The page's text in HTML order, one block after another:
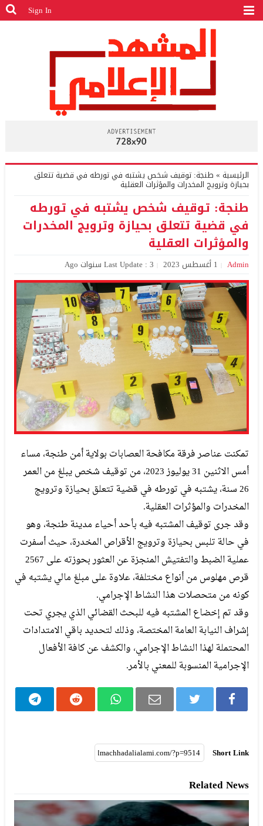
Sign In
الرئيسية » طنجة: توقيف شخص يشتبه في تورطه في قضية تتعلق
بحيازة وترويج المخدرات والمؤثرات العقلية
طنجة: توقيف شخص يشتبه في تورطه
في قضية تتعلق بحيازة وترويج المخدرات
والمؤثرات العقلية
Admin 1 أغسطس 2023 Last Update : 3 سنوات Ago
تمكنت عناصر فرقة مكافحة العصابات بولاية أمن طنجة، مساء
أمس الاثنين 31 يوليوز 2023، من توقيف شخص يبلغ من العمر
26 سنة، يشتبه في تورطه في قضية تتعلق بحيازة وترويج
المخدرات والمؤثرات العقلية.
وقد جرى توقيف المشتبه فيه بأحد أحياء مدينة طنجة، وهو
في حالة تلبس بحيازة وترويج الأقراص المخدرة، حيث أسفرت
عملية الضبط والتفتيش المنجزة عن العثور بحوزته على 2567
قرص مهلوس من أنواع مختلفة، علاوة على مبلغ مالي يشتبه في
كونه من متحصلات هذا النشاط الإجرامي.
وقد تم إخضاع المشتبه فيه للبحث القضائي الذي يجري تحت
إشراف النيابة العامة المختصة، وذلك لتحديد باقي الامتدادات
المحتملة لهذا النشاط الإجرامي، والكشف عن كافة الأفعال
الإجرامية المنسوبة للمعني بالأمر.
Short Link
Related News